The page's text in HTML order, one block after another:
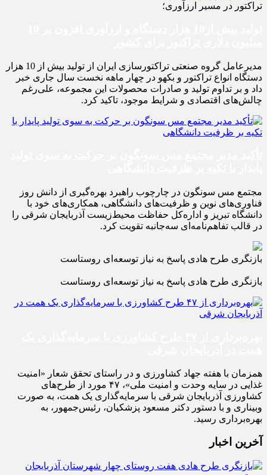
تراکتور در مسیر ارزآوری؛
مدیرعامل گروه صنعتی تراکتورسازی ایران از تولید بیش از 10 هزار
دستگاه انواع تراکتور و بکهو در چهار ماهه نخست سال جاری خبر
داد و بر تداوم تولید و صادرات محصولات این مجموعه، علی‌رغم
چالش‌های اقتصادی و شرایط موجود، تاکید کرد.
مجتمع مس سونگون در چارچوب راهبرد بهره‌گیری از دانش روز
فناوری‌های نوین و ظرفیت‌های دانشگاهی، همکاری‌های خود با
دانشگاه تبریز و اداره‌کل حفاظت محیط‌زیست آذربایجان شرقی را
در قالب تفاهم‌نامه‌ای سه‌جانبه تقویت کرد.
بازنگری طرح‌ هادی پاسخ به نیاز توسعه‌ای روستاست
بازنگری طرح‌ هادی پاسخ به نیاز توسعه‌ای روستاست
همزمان با هفته جهاد کشاورزی و در راستای تحقق شعار «امنیت
غذایی در سایه وحدت و امنیت ملی»، ۴۷ مورد از طرح‌های
کشاورزی آذربایجان شرقی با سرمایه‌گذاری یک همت، به صورت
وبیناری و با دستور دکتر مسعود پزشکیان، رئیس‌جمهور، به
بهره‌برداری رسید.
آخرین اخبار